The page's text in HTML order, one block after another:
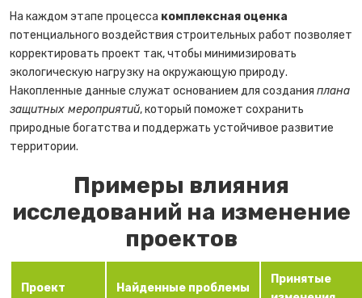
На каждом этапе процесса комплексная оценка
потенциального воздействия строительных работ позволяет
корректировать проект так, чтобы минимизировать
экологическую нагрузку на окружающую природу.
Накопленные данные служат основанием для создания плана
защитных мероприятий, который поможет сохранить
природные богатства и поддержать устойчивое развитие
территории.
Примеры влияния
исследований на изменение
проектов
Проект Найденные проблемы
Принятые